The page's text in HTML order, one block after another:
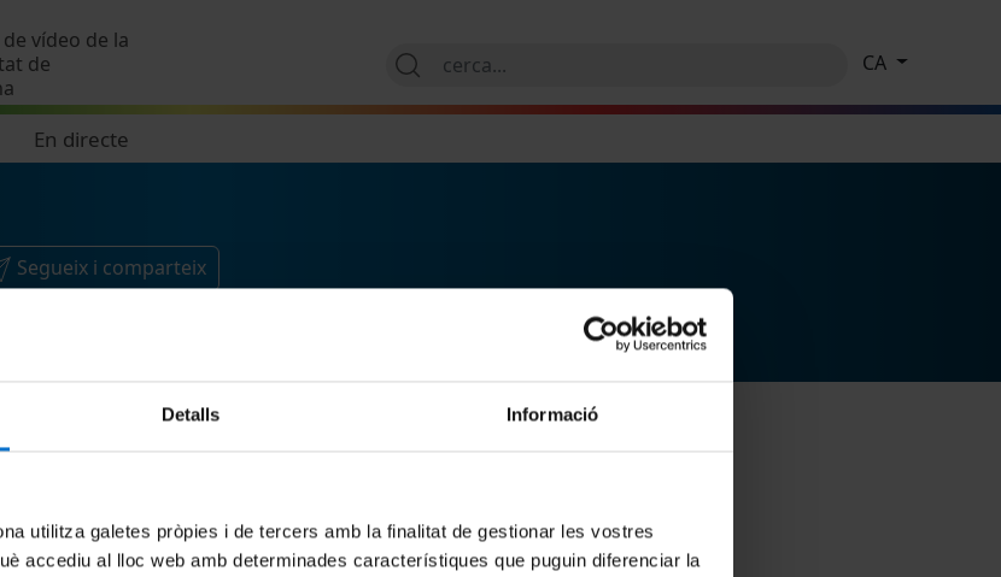
Detalls Informació
utilitza galetes pròpies i de tercers amb la finalitat de gestionar les vostres
accediu al lloc web amb determinades característiques que puguin diferenciar la
vídeo de la
de
En directe
CA
Segueix i comparteix